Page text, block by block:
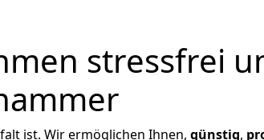
stressfrei
ist. Wir ermöglichen Ihnen, günstig,